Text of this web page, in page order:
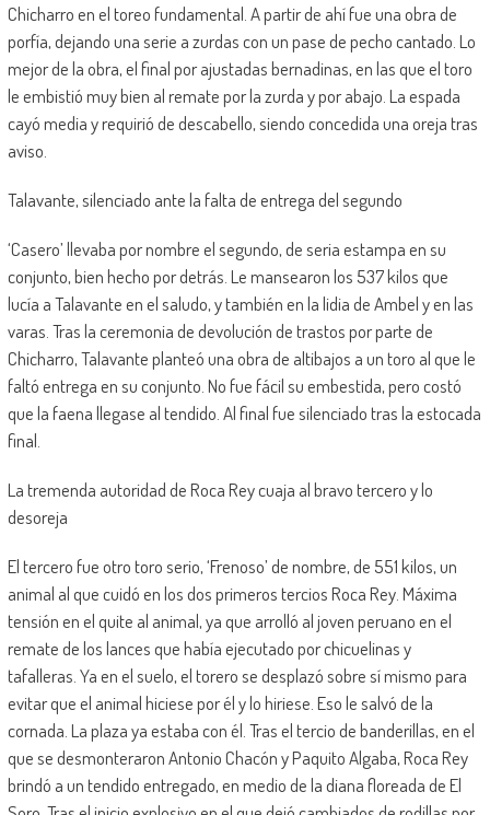
Chicharro en el toreo fundamental. A partir de ahí fue una obra de
porfía, dejando una serie a zurdas con un pase de pecho cantado. Lo
mejor de la obra, el final por ajustadas bernadinas, en las que el toro
le embistió muy bien al remate por la zurda y por abajo. La espada
cayó media y requirió de descabello, siendo concedida una oreja tras
aviso.
Talavante, silenciado ante la falta de entrega del segundo
‘Casero’ llevaba por nombre el segundo, de seria estampa en su
conjunto, bien hecho por detrás. Le mansearon los 537 kilos que
lucía a Talavante en el saludo, y también en la lidia de Ambel y en las
varas. Tras la ceremonia de devolución de trastos por parte de
Chicharro, Talavante planteó una obra de altibajos a un toro al que le
faltó entrega en su conjunto. No fue fácil su embestida, pero costó
que la faena llegase al tendido. Al final fue silenciado tras la estocada
final.
La tremenda autoridad de Roca Rey cuaja al bravo tercero y lo
desoreja
El tercero fue otro toro serio, ‘Frenoso’ de nombre, de 551 kilos, un
animal al que cuidó en los dos primeros tercios Roca Rey. Máxima
tensión en el quite al animal, ya que arrolló al joven peruano en el
remate de los lances que había ejecutado por chicuelinas y
tafalleras. Ya en el suelo, el torero se desplazó sobre sí mismo para
evitar que el animal hiciese por él y lo hiriese. Eso le salvó de la
cornada. La plaza ya estaba con él. Tras el tercio de banderillas, en el
que se desmonteraron Antonio Chacón y Paquito Algaba, Roca Rey
brindó a un tendido entregado, en medio de la diana floreada de El